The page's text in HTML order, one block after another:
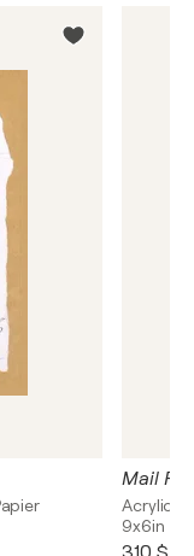
Mail
9x6in